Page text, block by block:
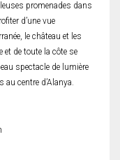
promenades dans
d’une vue
le château et les
de toute la côte se
spectacle de lumière
centre d’Alanya.